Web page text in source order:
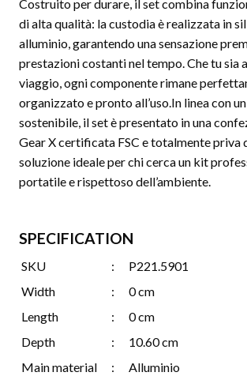
Costruito per durare, il set combina
di alta qualità: la custodia è realizzata in
alluminio, garantendo una sensazione
prestazioni costanti nel tempo. Che tu sia
viaggio, ogni componente rimane
organizzato e pronto all’uso.In linea con
sostenibile, il set è presentato in una
Gear X certificata FSC e totalmente priva
soluzione ideale per chi cerca un kit
portatile e rispettoso dell’ambiente.
SPECIFICATION
SKU :
P221.5901
Width
:
0 cm
Length
:
0 cm
Depth
:
10.60 cm
Main material
:
Alluminio